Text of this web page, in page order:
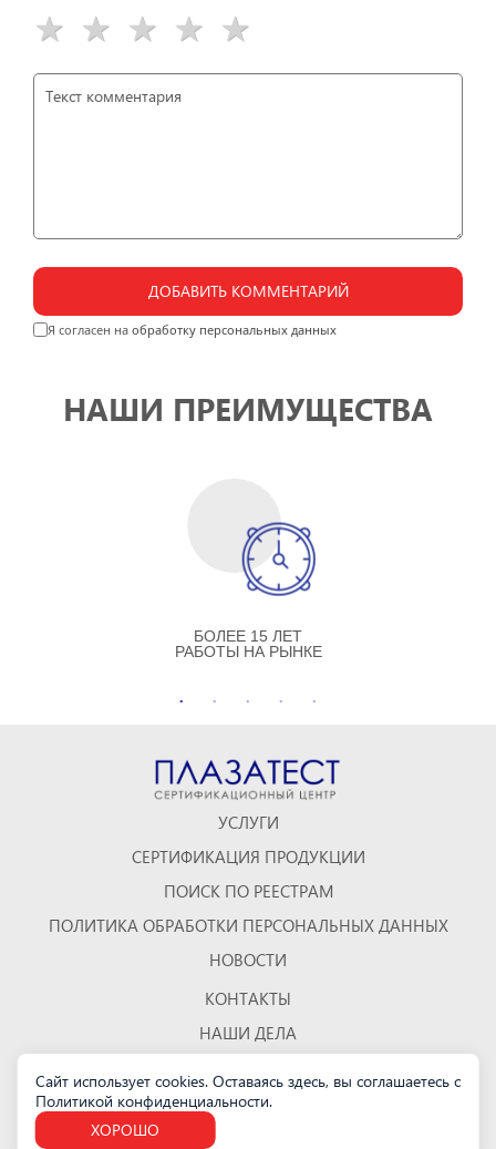
ДОБАВИТЬ КОММЕНТАРИЙ
Я согласен на обработку персональных данных
НАШИ ПРЕИМУЩЕСТВА
БОЛЕЕ 15 ЛЕТ
РАБОТЫ НА РЫНКЕ
УСЛУГИ
СЕРТИФИКАЦИЯ ПРОДУКЦИИ
ПОИСК ПО РЕЕСТРАМ
ПОЛИТИКА ОБРАБОТКИ ПЕРСОНАЛЬНЫХ ДАННЫХ
НОВОСТИ
КОНТАКТЫ
НАШИ ДЕЛА
КАРТА САЙТА
Санкт-Петербург
Сайт использует cookies. Оставаясь здесь, вы соглашаетесь с
Политикой конфиденциальности.
ХОРОШО